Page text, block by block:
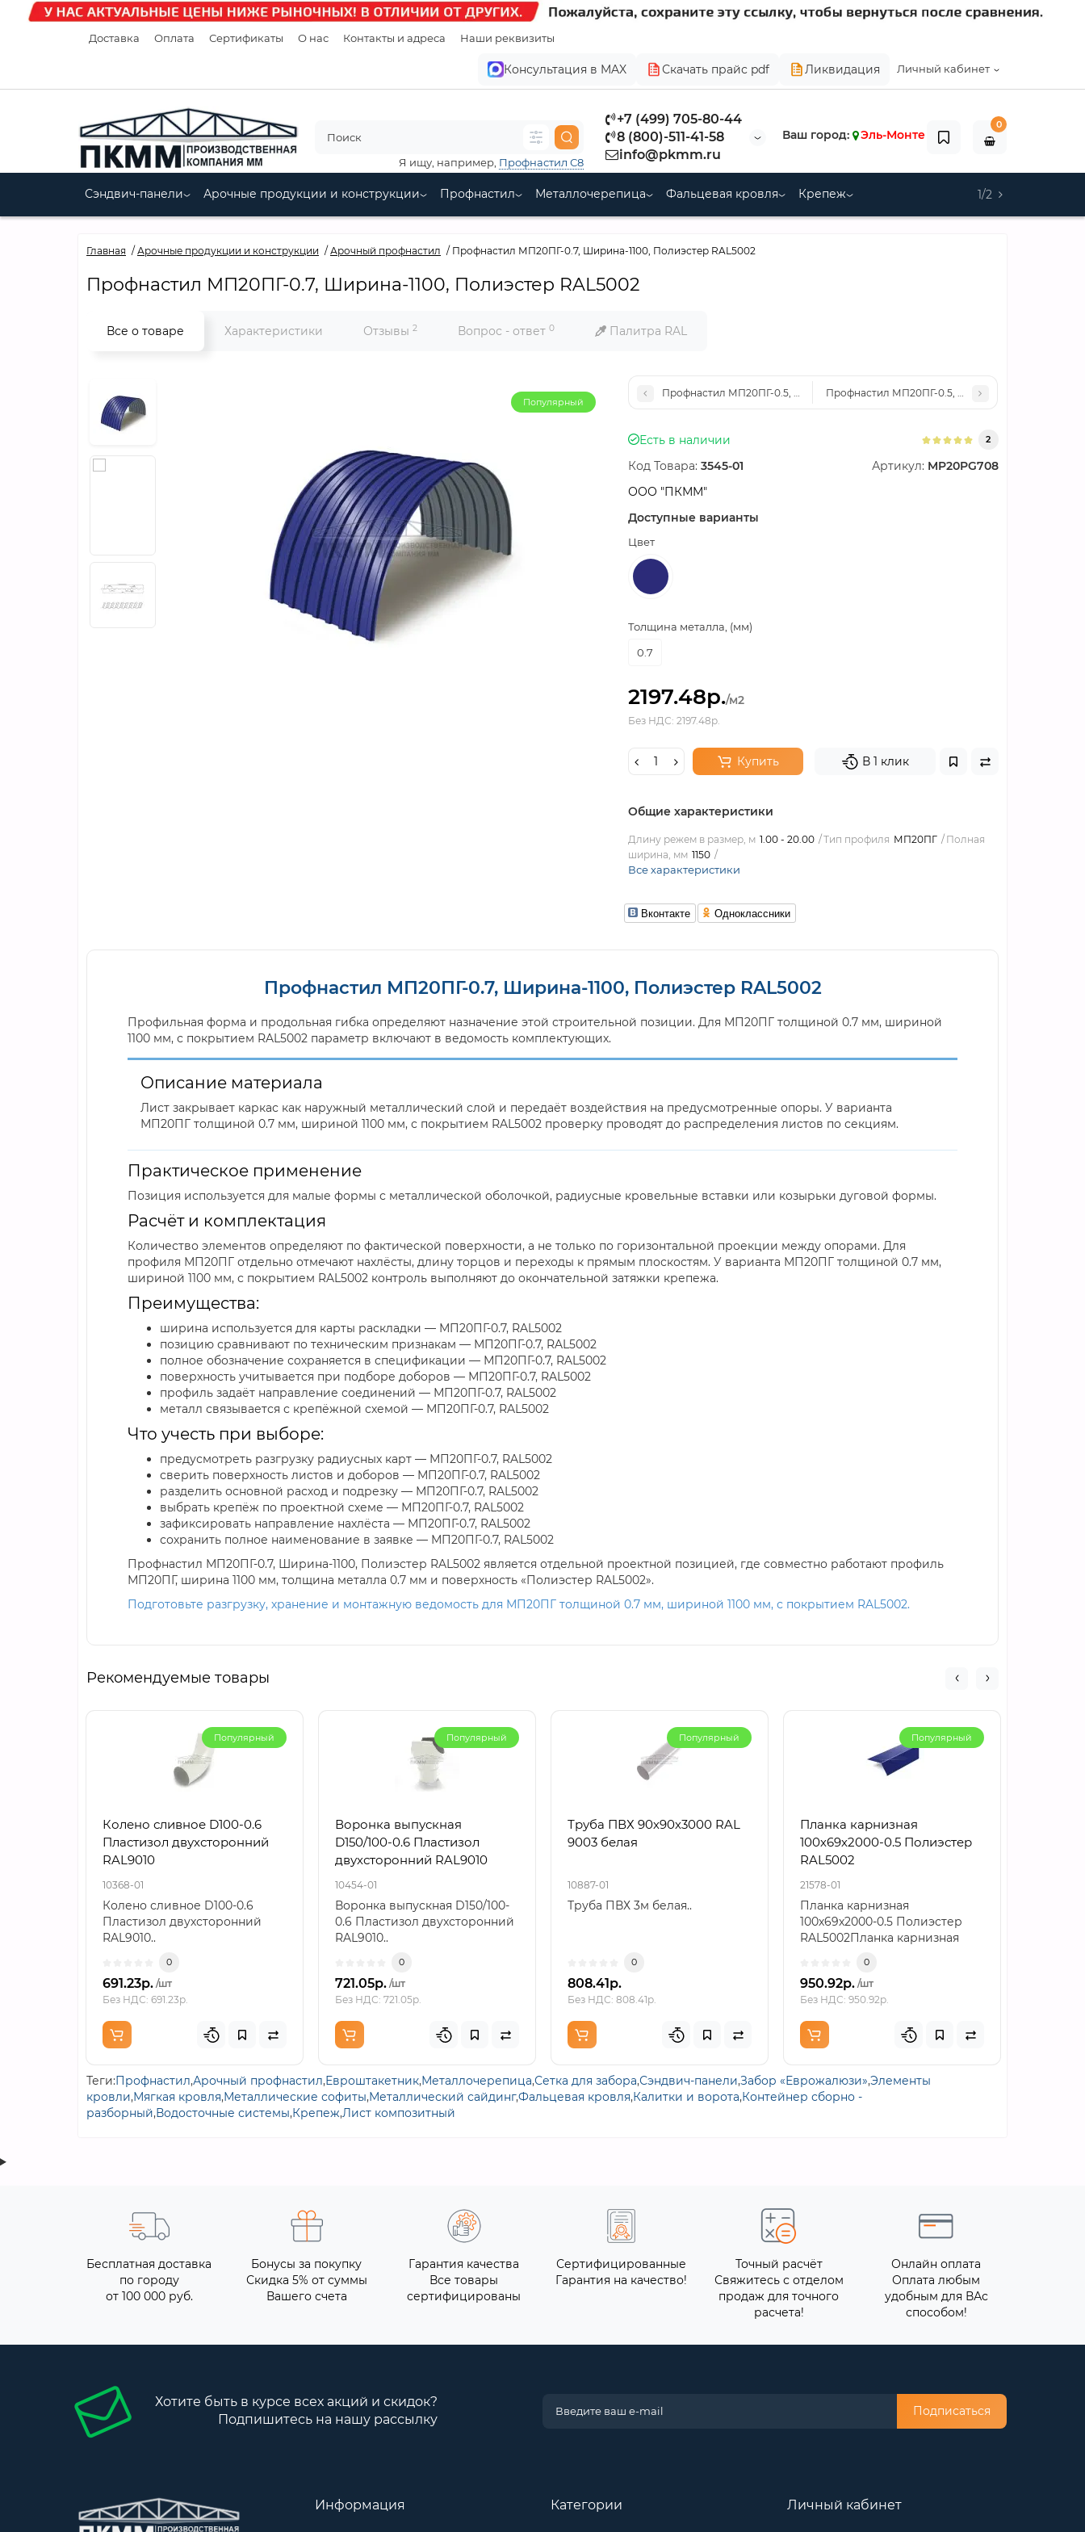
Доставка Оплата Сертификаты О нас Контакты и адреса Наши реквизиты
Личный кабинет
Консультация в MAX Скачать прайс pdf Ликвидация
+7 (499) 705-80-44
8 (800)-511-41-58
info@pkmm.ru
Я ищу, например, Профнастил С8
Ваш город: Эль-Монте
0
Сэндвич-панели Арочные продукции и конструкции Профнастил Металлочерепица Фальцевая кровля Крепеж 1/2
Главная Арочные продукции и конструкции Арочный профнастил Профнастил МП20ПГ-0.7, Ширина-1100, Полиэстер RAL5002
Профнастил МП20ПГ-0.7, Ширина-1100, Полиэстер RAL5002
Все о товаре Характеристики Отзывы 2 Вопрос - ответ 0 Палитра RAL
Популярный
Профнастил МП20ПГ-0.5, Ширина-1100, Полиэстер RAL5002
Профнастил МП20ПГ-0.5, Ширина-1100, Полиэстер
Есть в наличии 2
Код Товара: 3545-01 Артикул: MP20PG708
ООО "ПКММ"
Доступные варианты
Цвет
Толщина металла, (мм)
0.7
2197.48р./м2
Без НДС: 2197.48р.
Купить В 1 клик
Общие характеристики
Длину режем в размер, м 1.00 - 20.00 Тип профиля МП20ПГ
Полная
ширина, мм 1150
Все характеристики
Вконтакте Одноклассники
Профнастил МП20ПГ-0.7, Ширина-1100, Полиэстер RAL5002
Профильная форма и продольная гибка определяют назначение этой строительной позиции. Для МП20ПГ толщиной 0.7 мм, шириной
1100 мм, с покрытием RAL5002 параметр включают в ведомость комплектующих.
Описание материала
Лист закрывает каркас как наружный металлический слой и передаёт воздействия на предусмотренные опоры. У варианта
МП20ПГ толщиной 0.7 мм, шириной 1100 мм, с покрытием RAL5002 проверку проводят до распределения листов по секциям.
Практическое применение
Позиция используется для малые формы с металлической оболочкой, радиусные кровельные вставки или козырьки дуговой формы.
Расчёт и комплектация
Количество элементов определяют по фактической поверхности, а не только по горизонтальной проекции между опорами. Для
профиля МП20ПГ отдельно отмечают нахлёсты, длину торцов и переходы к прямым плоскостям. У варианта МП20ПГ толщиной 0.7 мм,
шириной 1100 мм, с покрытием RAL5002 контроль выполняют до окончательной затяжки крепежа.
Преимущества:
ширина используется для карты раскладки — МП20ПГ-0.7, RAL5002
позицию сравнивают по техническим признакам — МП20ПГ-0.7, RAL5002
полное обозначение сохраняется в спецификации — МП20ПГ-0.7, RAL5002
поверхность учитывается при подборе доборов — МП20ПГ-0.7, RAL5002
профиль задаёт направление соединений — МП20ПГ-0.7, RAL5002
металл связывается с крепёжной схемой — МП20ПГ-0.7, RAL5002
Что учесть при выборе:
предусмотреть разгрузку радиусных карт — МП20ПГ-0.7, RAL5002
сверить поверхность листов и доборов — МП20ПГ-0.7, RAL5002
разделить основной расход и подрезку — МП20ПГ-0.7, RAL5002
выбрать крепёж по проектной схеме — МП20ПГ-0.7, RAL5002
зафиксировать направление нахлёста — МП20ПГ-0.7, RAL5002
сохранить полное наименование в заявке — МП20ПГ-0.7, RAL5002
Профнастил МП20ПГ-0.7, Ширина-1100, Полиэстер RAL5002 является отдельной проектной позицией, где совместно работают профиль
МП20ПГ, ширина 1100 мм, толщина металла 0.7 мм и поверхность «Полиэстер RAL5002».
Подготовьте разгрузку, хранение и монтажную ведомость для МП20ПГ толщиной 0.7 мм, шириной 1100 мм, с покрытием RAL5002.
Рекомендуемые товары
Популярный
Колено сливное D100-0.6
Пластизол двухсторонний
RAL9010
10368-01
Колено сливное D100-0.6
Пластизол двухсторонний
RAL9010..
0
691.23р. /шт
Без НДС: 691.23р.
Популярный
Воронка выпускная
D150/100-0.6 Пластизол
двухсторонний RAL9010
10454-01
Воронка выпускная D150/100-
0.6 Пластизол двухсторонний
RAL9010..
0
721.05р. /шт
Без НДС: 721.05р.
Популярный
Труба ПВХ 90х90х3000 RAL
9003 белая
10887-01
Труба ПВХ 3м белая..
0
808.41р.
Без НДС: 808.41р.
Популярный
Планка карнизная
100х69х2000-0.5 Полиэстер
RAL5002
21578-01
Планка карнизная
100х69х2000-0.5 Полиэстер
RAL5002Планка карнизная
0
950.92р. /шт
Без НДС: 950.92р.
Теги:Профнастил,Арочный профнастил,Евроштакетник,Металлочерепица,Сетка для забора,Сэндвич-панели,Забор «Еврожалюзи»,Элементы
кровли,Мягкая кровля,Металлические софиты,Металлический сайдинг,Фальцевая кровля,Калитки и ворота,Контейнер сборно -
разборный,Водосточные системы,Крепеж,Лист композитный
Бесплатная доставка
по городу
от 100 000 руб.
Бонусы за покупку
Скидка 5% от суммы
Вашего счета
Гарантия качества
Все товары
сертифицированы
Сертифицированные
Гарантия на качество!
Точный расчёт
Свяжитесь с отделом
продаж для точного
расчета!
Онлайн оплата
Оплата любым
удобным для ВАс
способом!
Хотите быть в курсе всех акций и скидок?
Подпишитесь на нашу рассылку
Подписаться
Информация Категории Личный кабинет